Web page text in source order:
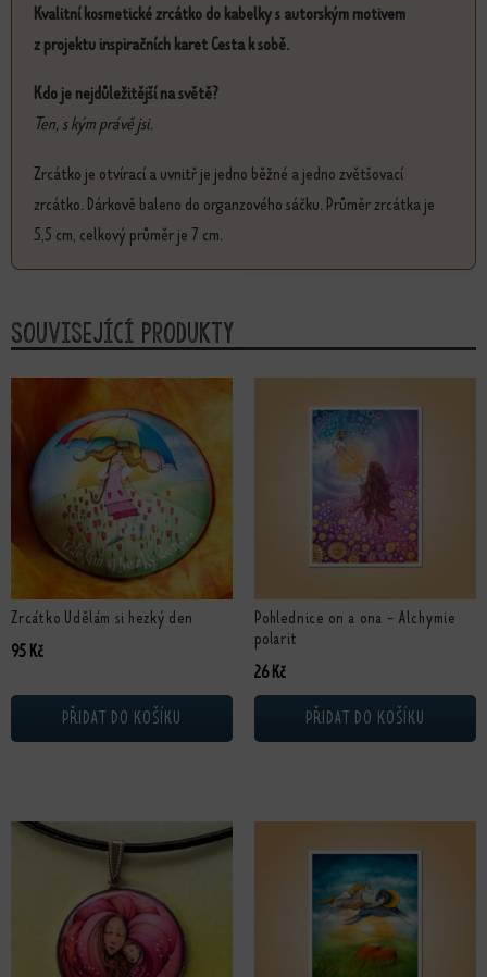
Kvalitní kosmetické zrcátko do kabelky s autorským motivem
z projektu inspiračních karet Cesta k sobě.
Kdo je nejdůležitější na světě?
Ten, s kým právě jsi.
Zrcátko je otvírací a uvnitř je jedno běžné a jedno zvětšovací
zrcátko. Dárkově baleno do organzového sáčku. Průměr zrcátka je
5,5 cm, celkový průměr je 7 cm.
Související produkty
Zrcátko Udělám si hezký den
95 Kč
PŘIDAT DO KOŠÍKU
Pohlednice on a ona - Alchymie
polarit
26 Kč
PŘIDAT DO KOŠÍKU